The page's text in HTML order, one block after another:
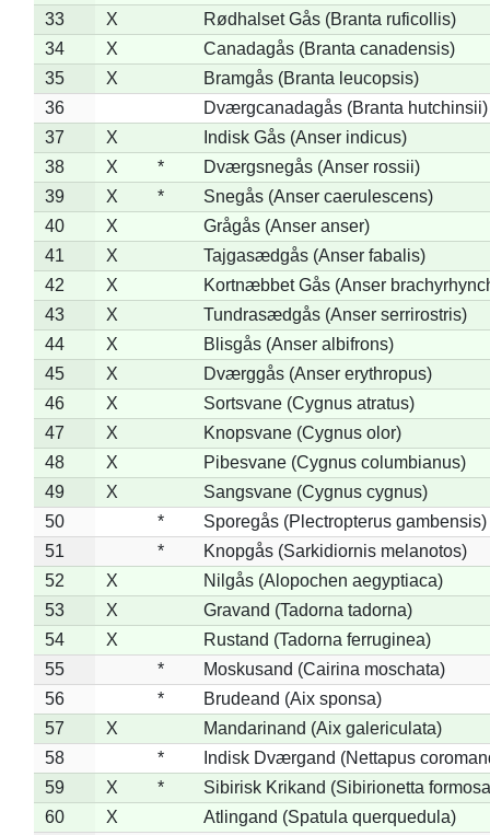
33
X
Rødhalset Gås (Branta ruficollis)
34
X
Canadagås (Branta canadensis)
35
X
Bramgås (Branta leucopsis)
36
Dværgcanadagås (Branta hutchinsii)
37
X
Indisk Gås (Anser indicus)
38
X *
Dværgsnegås (Anser rossii)
39
X *
Snegås (Anser caerulescens)
40
X
Grågås (Anser anser)
41
X
Tajgasædgås (Anser fabalis)
42
X
Kortnæbbet Gås (Anser
43
X
Tundrasædgås (Anser serrirostris)
44
X
Blisgås (Anser albifrons)
45
X
Dværggås (Anser erythropus)
46
X
Sortsvane (Cygnus atratus)
47
X
Knopsvane (Cygnus olor)
48
X
Pibesvane (Cygnus columbianus)
49
X
Sangsvane (Cygnus cygnus)
50
*
Sporegås (Plectropterus gambensis)
51
*
Knopgås (Sarkidiornis melanotos)
52
X
Nilgås (Alopochen aegyptiaca)
53
X
Gravand (Tadorna tadorna)
54
X
Rustand (Tadorna ferruginea)
55
*
Moskusand (Cairina moschata)
56
*
Brudeand (Aix sponsa)
57
X
Mandarinand (Aix galericulata)
58
*
Indisk Dværgand (Nettapus
59
X *
Sibirisk Krikand (Sibirionetta
60
X
Atlingand (Spatula querquedula)